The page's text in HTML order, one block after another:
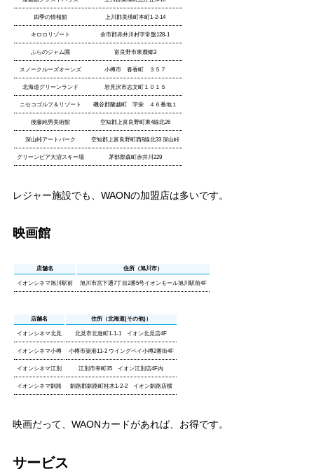
四季の情報館 上川郡美瑛町本町1-2-14
キロロリゾート 余市郡赤井川村字常盤128-1
ふらのジャム園 富良野市東麓郷3
スノークルーズオーンズ 小樽市 春香町 ３５７
北海道グリーンランド 岩見沢市志文町１０１５
ニセコゴルフ＆リゾート 磯谷郡蘭越町 字栄 ４６番地１
後藤純男美術館 空知郡上富良野町東4線北26
深山峠アートパーク 空知郡上富良野町西8線北33 深山峠
グリーンピア大沼スキー場 茅部郡森町赤井川229
レジャー施設でも、WAONの加盟店は多いです。
映画館
店舗名 住所（旭川市）
イオンシネマ旭川駅前 旭川市宮下通7丁目2番5号イオンモール旭川駅前4F
店舗名 住所（北海道(その他)）
イオンシネマ北見 北見市北進町1-1-1 イオン北見店4F
イオンシネマ小樽 小樽市築港11-2 ウイングベイ小樽2番街4F
イオンシネマ江別 江別市幸町35 イオン江別店4F内
イオンシネマ釧路 釧路郡釧路町桂木1-2-2 イオン釧路店横
映画だって、WAONカードがあれば、お得です。
サービス